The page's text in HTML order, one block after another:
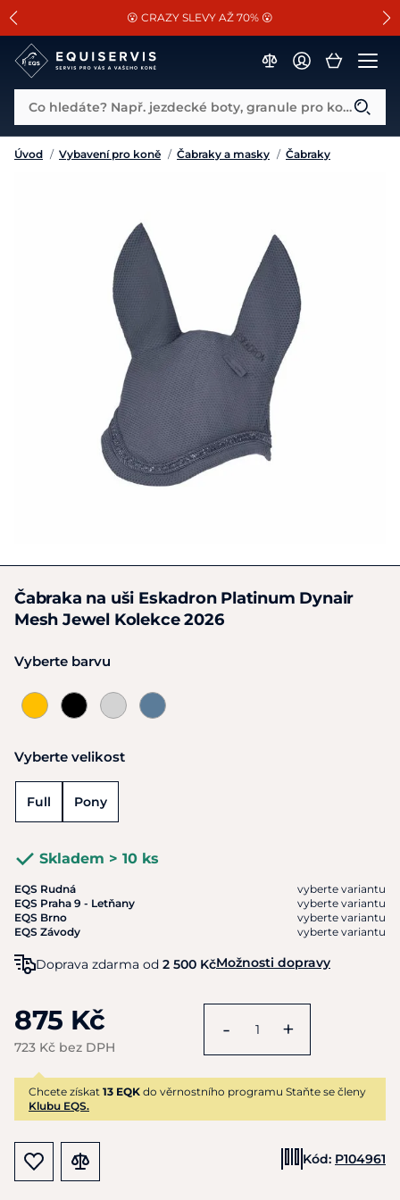
SLEVA 13% na vše od Cassini!
😮 CRAZY SLEVY AŽ 70% 😮
📐Pasování a doplňky k vybraným sedlům ZDARMA 🐴
Co hledáte? Např. jezdecké boty, granule pro koně...
Úvod / Vybavení pro koně / Čabraky a masky / Čabraky
Čabraka na uši Eskadron Platinum Dynair
Mesh Jewel Kolekce 2026
Vyberte barvu
Vyberte velikost
Full Pony
Skladem > 10 ks
EQS Rudná
vyberte variantu
EQS Praha 9 - Letňany
vyberte variantu
EQS Brno
vyberte variantu
EQS Závody
vyberte variantu
Doprava zdarma od 2 500 KčMožnosti dopravy
875 Kč
723 Kč bez DPH
- +
Chcete získat 13 EQK do věrnostního programu Staňte se členy
Klubu EQS.
Kód: P104961